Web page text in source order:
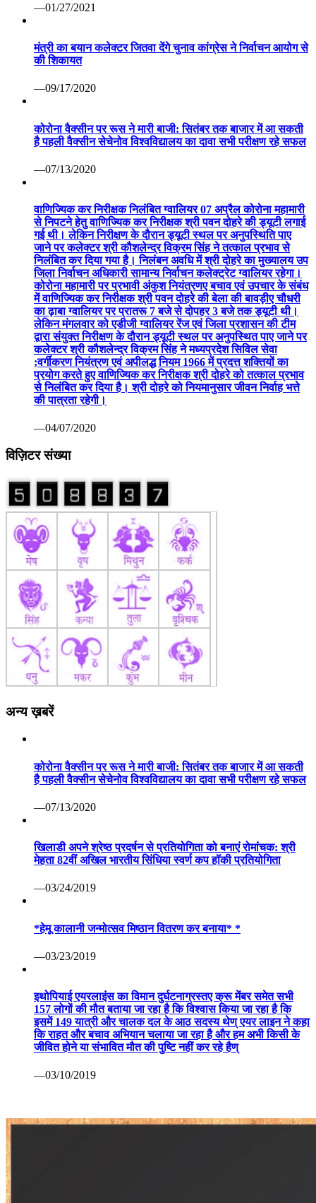
—01/27/2021
मंत्री का बयान कलेक्टर जितवा देंगे चुनाव कांग्रेस ने निर्वाचन आयोग से
की शिकायत
—09/17/2020
कोरोना वैक्सीन पर रूस ने मारी बाजी: सितंबर तक बाजार में आ सकती
है पहली वैक्सीन सेचेनोव विश्वविद्यालय का दावा सभी परीक्षण रहे सफल
—07/13/2020
वाणिज्यिक कर निरीक्षक निलंबित ग्वालियर 07 अप्रैल कोरोना महामारी
से निपटने हेतु वाणिज्यिक कर निरीक्षक श्री पवन दोहरे की ड्यूटी लगाई
गई थी। लेकिन निरीक्षण के दौरान ड्यूटी स्थल पर अनुपस्थिति पाए
जाने पर कलेक्टर श्री कौशलेन्द्र विक्रम सिंह ने तत्काल प्रभाव से
निलंबित कर दिया गया है। निलंबन अवधि में श्री दोहरे का मुख्यालय उप
जिला निर्वाचन अधिकारी सामान्य निर्वाचन कलेक्ट्रेट ग्वालियर रहेगा।
कोरोना महामारी पर प्रभावी अंकुश नियंत्रणए बचाव एवं उपचार के संबंध
में वाणिज्यिक कर निरीक्षक श्री पवन दोहरे की बेला की बावड़ीए चौधरी
का ढ़ाबा ग्वालियर पर प्रातरू 7 बजे से दोपहर 3 बजे तक ड्यूटी थी।
लेकिन मंगलवार को एडीजी ग्वालियर रेंज एवं जिला प्रशासन की टीम
द्वारा संयुक्त निरीक्षण के दौरान ड्यूटी स्थल पर अनुपस्थित पाए जाने पर
कलेक्टर श्री कौशलेन्द्र विक्रम सिंह ने मध्यप्रदेश सिविल सेवा
;वर्गीकरण नियंत्रण एवं अपीलद्ध नियम 1966 में प्रदत्त शक्तियों का
प्रयोग करते हुए वाणिज्यिक कर निरीक्षक श्री दोहरे को तत्काल प्रभाव
से निलंबित कर दिया है। श्री दोहरे को नियमानुसार जीवन निर्वाह भत्ते
की पात्रता रहेगी।
—04/07/2020
विज़िटर संख्या
अन्य ख़बरें
कोरोना वैक्सीन पर रूस ने मारी बाजी: सितंबर तक बाजार में आ सकती
है पहली वैक्सीन सेचेनोव विश्वविद्यालय का दावा सभी परीक्षण रहे सफल
—07/13/2020
खिलाडी अपने श्रेष्ठ प्रदर्षन से प्रतियोगिता को बनाएं रोमांचक: श्री
मेहता 82वीं अखिल भारतीय सिंधिया स्वर्ण कप हॉकी प्रतियोगिता
—03/24/2019
*हेमू कालानी जन्मोत्सव मिष्ठान वितरण कर बनाया* *
—03/23/2019
इथोपियाई एयरलाइंस का विमान दुर्घटनाग्रस्तए क्रू मेंबर समेत सभी
157 लोगों की मौत बताया जा रहा है कि विश्वास किया जा रहा है कि
इसमें 149 यात्री और चालक दल के आठ सदस्य थेण् एयर लाइन ने कहा
कि राहत और बचाव अभियान चलाया जा रहा है और हम अभी किसी के
जीवित होने या संभावित मौत की पुष्टि नहीं कर रहे हैण्
—03/10/2019